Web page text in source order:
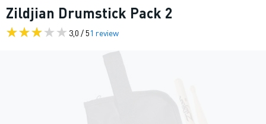
Zildjian Drumstick Pack 2
3,0 / 51 review